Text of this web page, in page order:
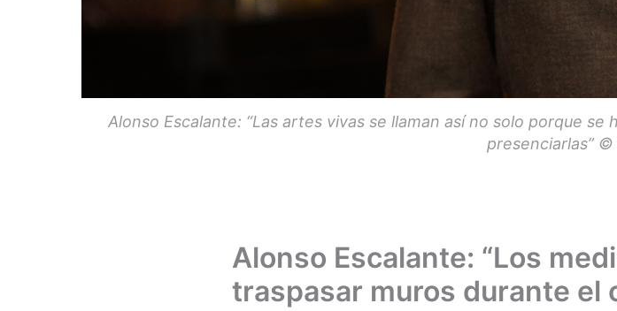
Alonso Escalante: “Las artes vivas se llaman así no solo porque
presenciarlas” ©
Alonso Escalante: “Los
traspasar muros durante el